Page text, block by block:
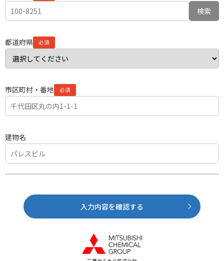
検索
都道府県
市区町村・番地
建物名
入力内容を確認する